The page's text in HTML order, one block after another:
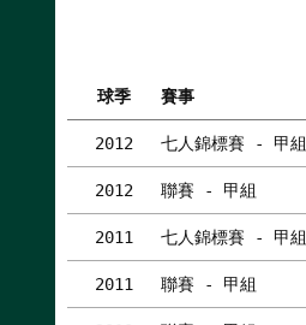
球季 賽事
2012 七人錦標賽 - 甲組
2012 聯賽 - 甲組
2011 七人錦標賽 - 甲組
2011 聯賽 - 甲組